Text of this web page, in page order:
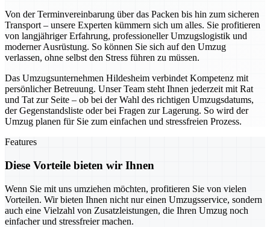
Von der Terminvereinbarung über das Packen bis hin zum sicheren
Transport – unsere Experten kümmern sich um alles. Sie profitieren
von langjähriger Erfahrung, professioneller Umzugslogistik und
moderner Ausrüstung. So können Sie sich auf den Umzug
verlassen, ohne selbst den Stress führen zu müssen.
Das Umzugsunternehmen Hildesheim verbindet Kompetenz mit
persönlicher Betreuung. Unser Team steht Ihnen jederzeit mit Rat
und Tat zur Seite – ob bei der Wahl des richtigen Umzugsdatums,
der Gegenstandsliste oder bei Fragen zur Lagerung. So wird der
Umzug planen für Sie zum einfachen und stressfreien Prozess.
Features
Diese Vorteile bieten wir Ihnen
Wenn Sie mit uns umziehen möchten, profitieren Sie von vielen
Vorteilen. Wir bieten Ihnen nicht nur einen Umzugsservice, sondern
auch eine Vielzahl von Zusatzleistungen, die Ihren Umzug noch
einfacher und stressfreier machen.